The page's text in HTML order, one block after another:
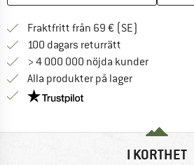
Fraktfritt från 69 € (SE)
100 dagars returrätt
> 4 000 000 nöjda kunder
Alla produkter på lager
Trust Pilot-garanti -
I KORTHET